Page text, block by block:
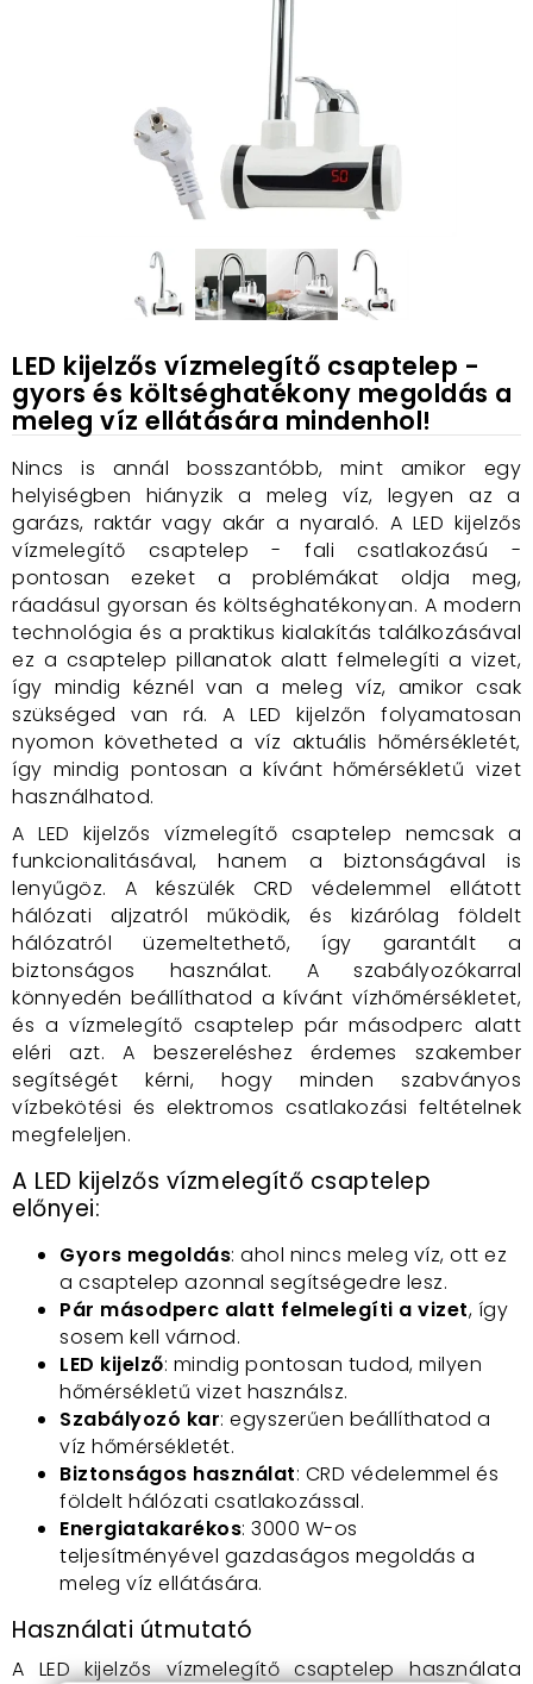
LED kijelzős vízmelegítő csaptelep -
gyors és költséghatékony megoldás a
meleg víz ellátására mindenhol!
Nincs is annál bosszantóbb, mint amikor egy
helyiségben hiányzik a meleg víz, legyen az a
garázs, raktár vagy akár a nyaraló. A LED kijelzős
vízmelegítő csaptelep - fali csatlakozású -
pontosan ezeket a problémákat oldja meg,
ráadásul gyorsan és költséghatékonyan. A modern
technológia és a praktikus kialakítás találkozásával
ez a csaptelep pillanatok alatt felmelegíti a vizet,
így mindig kéznél van a meleg víz, amikor csak
szükséged van rá. A LED kijelzőn folyamatosan
nyomon követheted a víz aktuális hőmérsékletét,
így mindig pontosan a kívánt hőmérsékletű vizet
használhatod.
A LED kijelzős vízmelegítő csaptelep nemcsak a
funkcionalitásával, hanem a biztonságával is
lenyűgöz. A készülék CRD védelemmel ellátott
hálózati aljzatról működik, és kizárólag földelt
hálózatról üzemeltethető, így garantált a
biztonságos használat. A szabályozókarral
könnyedén beállíthatod a kívánt vízhőmérsékletet,
és a vízmelegítő csaptelep pár másodperc alatt
eléri azt. A beszereléshez érdemes szakember
segítségét kérni, hogy minden szabványos
vízbekötési és elektromos csatlakozási feltételnek
megfeleljen.
A LED kijelzős vízmelegítő csaptelep
előnyei:
Gyors megoldás: ahol nincs meleg víz, ott ez
a csaptelep azonnal segítségedre lesz.
Pár másodperc alatt felmelegíti a vizet, így
sosem kell várnod.
LED kijelző: mindig pontosan tudod, milyen
hőmérsékletű vizet használsz.
Szabályozó kar: egyszerűen beállíthatod a
víz hőmérsékletét.
Biztonságos használat: CRD védelemmel és
földelt hálózati csatlakozással.
Energiatakarékos: 3000 W-os
teljesítményével gazdaságos megoldás a
meleg víz ellátására.
Használati útmutató
A LED kijelzős vízmelegítő csaptelep használata